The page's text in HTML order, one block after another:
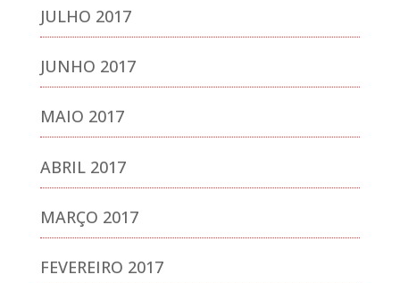
JULHO 2017
JUNHO 2017
MAIO 2017
ABRIL 2017
MARÇO 2017
FEVEREIRO 2017